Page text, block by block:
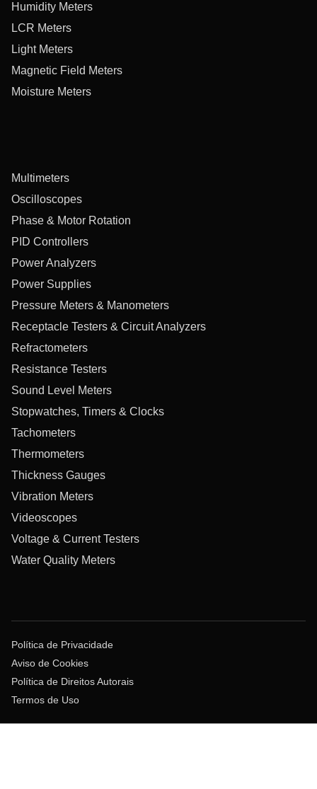
Humidity Meters
LCR Meters
Light Meters
Magnetic Field Meters
Moisture Meters
Multimeters
Oscilloscopes
Phase & Motor Rotation
PID Controllers
Power Analyzers
Power Supplies
Pressure Meters & Manometers
Receptacle Testers & Circuit Analyzers
Refractometers
Resistance Testers
Sound Level Meters
Stopwatches, Timers & Clocks
Tachometers
Thermometers
Thickness Gauges
Vibration Meters
Videoscopes
Voltage & Current Testers
Water Quality Meters
Política de Privacidade
Aviso de Cookies
Política de Direitos Autorais
Termos de Uso